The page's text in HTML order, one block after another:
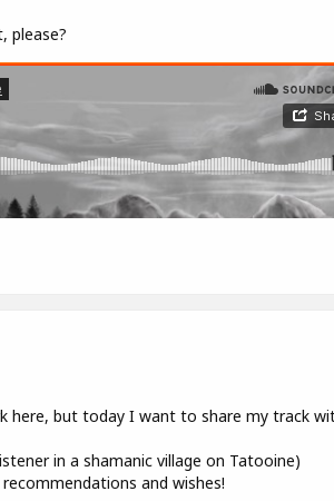
please?
here, but today I want to share my track
in a shamanic village on Tatooine)
and wishes!